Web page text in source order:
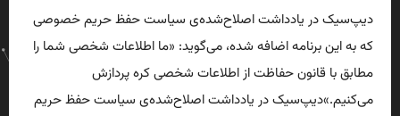
دیپ‌سیک در یادداشت اصلاح‌شده‌ی سیاست حفظ حریم خصوصی
که به این برنامه اضافه شده، می‌گوید: «ما اطلاعات شخصی شما را
مطابق با قانون حفاظت از اطلاعات شخصی کره پردازش
می‌کنیم.»دیپ‌سیک در یادداشت اصلاح‌شده‌ی سیاست حفظ حریم